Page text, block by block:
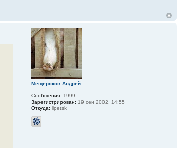
Мещеряков Андрей
Сообщения: 1999
Зарегистрирован: 19 сен 2002, 14:55
Откуда: lipetsk